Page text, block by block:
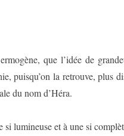
que l’idée de
puisqu’on la retrouve, plus
du nom d’Héra.
si lumineuse et à une si